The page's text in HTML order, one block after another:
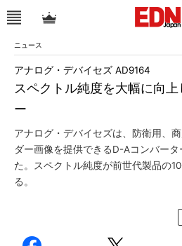
ニュース
スペクトル純度を大幅に向
ー
アナログ・デバイセズ AD9164
アナログ・デバイセズは、防衛用、
ダー画像を提供できるD-Aコンバー
た。スペクトル純度が前世代製品の
る。